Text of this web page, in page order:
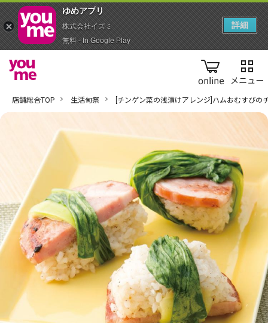
online
店舗総合TOP 生活旬祭 [チンゲン菜の浅漬けアレンジ]ハムおむすびの
ゆめアプ‪リ‬
株式会社イズミ
無料 - In Google Play
詳細